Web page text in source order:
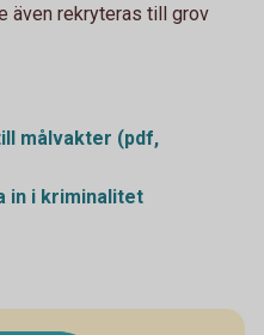
även rekryteras till grov
målvakter (pdf,
in i kriminalitet